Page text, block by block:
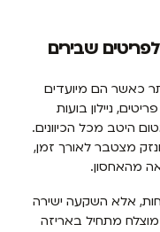
שבירים
כאשר הם מיועדים
ניילון בועות
היטב מכל הכיוונים.
מצטבר לאורך זמן,
מהאחסון.
אלא השקעה ישירה
מתחיל באריזה